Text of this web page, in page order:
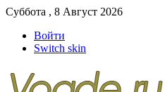
Суббота , 8 Август 2026
Войти
Switch skin